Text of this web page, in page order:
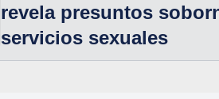
revela presuntos
servicios sexuales